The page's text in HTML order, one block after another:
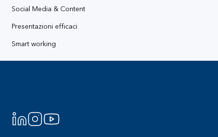
Social Media & Content
Presentazioni efficaci
Smart working